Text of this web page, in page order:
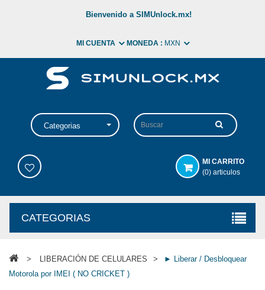
Bienvenido a SIMUnlock.mx!
MI CUENTA MONEDA : MXN
Categorias
MI CARRITO
(0) articulos
CATEGORIAS
> LIBERACIÓN DE CELULARES >
► Liberar / Desbloquear
Motorola por IMEI ( NO CRICKET )